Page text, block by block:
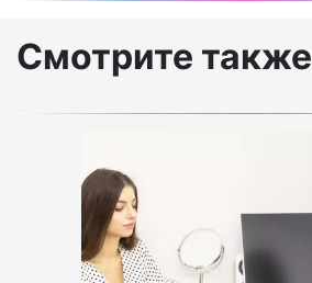
Смотрите также